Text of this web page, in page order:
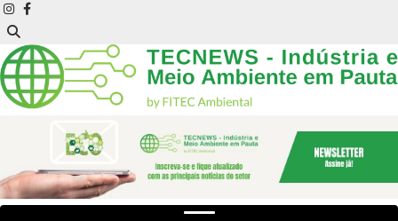
Skip
to
content
instagram
facebook